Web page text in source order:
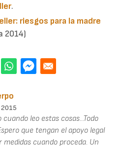
.
riesgos para la madre
2014)
2015
leo estas cosas...Todo
que tengan el apoyo legal
cuando proceda. Un